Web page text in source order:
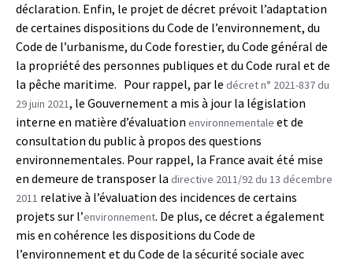
déclaration. Enfin, le projet de décret prévoit l’adaptation
de certaines dispositions du Code de l’environnement, du
Code de l’urbanisme, du Code forestier, du Code général de
la propriété des personnes publiques et du Code rural et de
la pêche maritime. Pour rappel, par le décret n° 2021-837 du
29 juin 2021, le Gouvernement a mis à jour la législation
interne en matière d’évaluation environnementale et de
consultation du public à propos des questions
environnementales. Pour rappel, la France avait été mise
en demeure de transposer la directive 2011/92 du 13 décembre
2011 relative à l’évaluation des incidences de certains
projets sur l’environnement. De plus, ce décret a également
mis en cohérence les dispositions du Code de
l’environnement et du Code de la sécurité sociale avec